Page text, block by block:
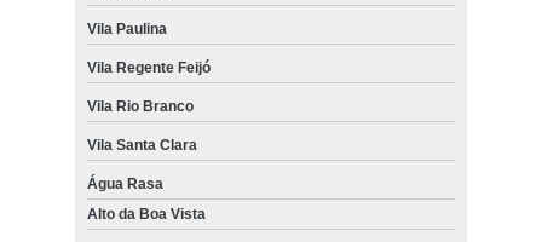
Vila Paulina
Vila Regente Feijó
Vila Rio Branco
Vila Santa Clara
Água Rasa
Alto da Boa Vista